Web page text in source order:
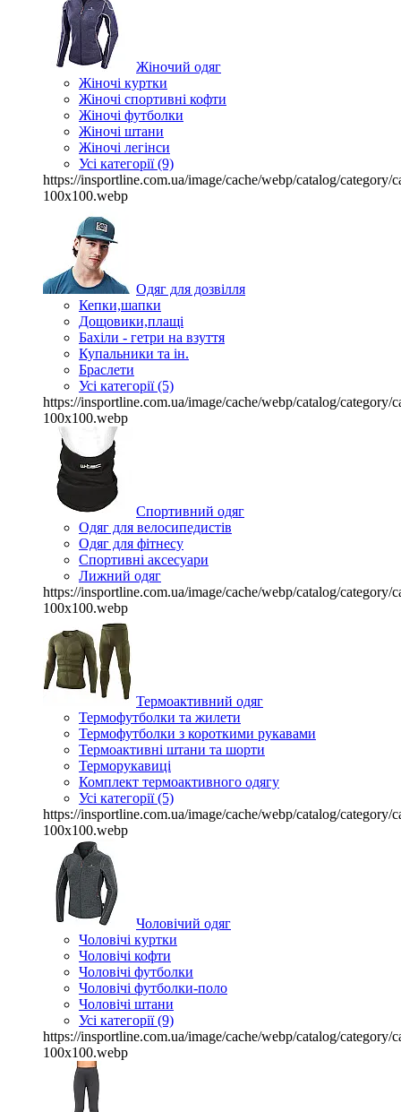
Жіночий одяг
Жіночі куртки
Жіночі спортивні кофти
Жіночі футболки
Жіночі штани
Жіночі легінси
Усі категорії (9)
https://insportline.com.ua/image/cache/webp/catalog/category/
100x100.webp
Одяг для дозвілля
Кепки,шапки
Дощовики,плащі
Бахіли - гетри на взуття
Купальники та ін.
Браслети
Усі категорії (5)
https://insportline.com.ua/image/cache/webp/catalog/category/
100x100.webp
Спортивний одяг
Одяг для велосипедистів
Одяг для фітнесу
Спортивні аксесуари
Лижний одяг
https://insportline.com.ua/image/cache/webp/catalog/category/
100x100.webp
Термоактивний одяг
Термофутболки та жилети
Термофутболки з короткими рукавами
Термоактивні штани та шорти
Терморукавиці
Комплект термоактивного одягу
Усі категорії (5)
https://insportline.com.ua/image/cache/webp/catalog/category/
100x100.webp
Чоловічий одяг
Чоловічі куртки
Чоловічі кофти
Чоловічі футболки
Чоловічі футболки-поло
Чоловічі штани
Усі категорії (9)
https://insportline.com.ua/image/cache/webp/catalog/category/
100x100.webp